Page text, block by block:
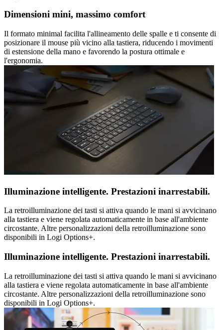
Dimensioni mini, massimo comfort
Il formato minimal facilita l'allineamento delle spalle e ti consente di
posizionare il mouse più vicino alla tastiera, riducendo i movimenti
di estensione della mano e favorendo la postura ottimale e
l'ergonomia.
Illuminazione intelligente. Prestazioni inarrestabili.
La retroilluminazione dei tasti si attiva quando le mani si avvicinano
alla tastiera e viene regolata automaticamente in base all'ambiente
circostante. Altre personalizzazioni della retroilluminazione sono
disponibili in Logi Options+.
Illuminazione intelligente. Prestazioni inarrestabili.
La retroilluminazione dei tasti si attiva quando le mani si avvicinano
alla tastiera e viene regolata automaticamente in base all'ambiente
circostante. Altre personalizzazioni della retroilluminazione sono
disponibili in Logi Options+.